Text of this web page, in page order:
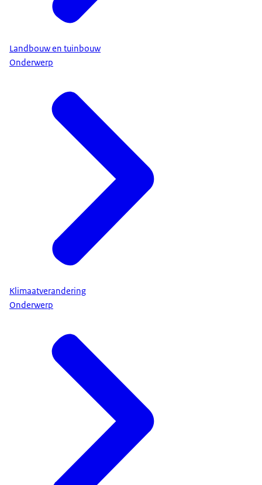
Landbouw en tuinbouw
Onderwerp
Klimaatverandering
Onderwerp